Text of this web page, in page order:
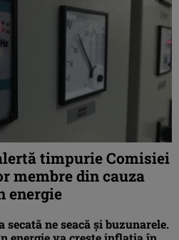
timpurie Comisiei
membre din cauza
energie
secată ne seacă și buzunarele.